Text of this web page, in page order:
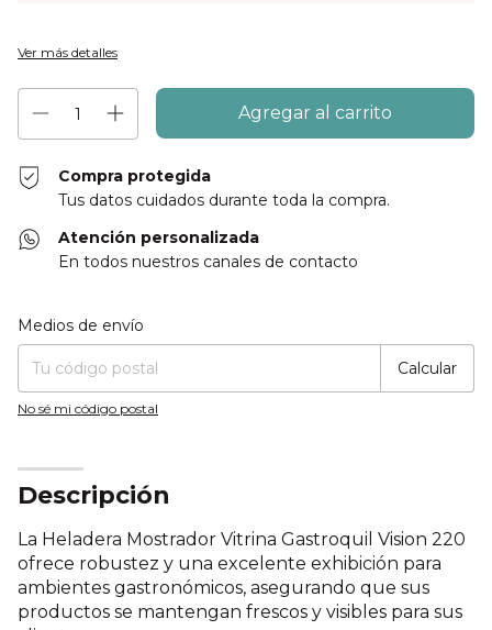
Ver más detalles
Compra protegida
Tus datos cuidados durante toda la compra.
Atención personalizada
En todos nuestros canales de contacto
Entregas para el CP:
Medios de envío
Calcular
No sé mi código postal
Descripción
La Heladera Mostrador Vitrina Gastroquil Vision 220
ofrece robustez y una excelente exhibición para
ambientes gastronómicos, asegurando que sus
productos se mantengan frescos y visibles para sus